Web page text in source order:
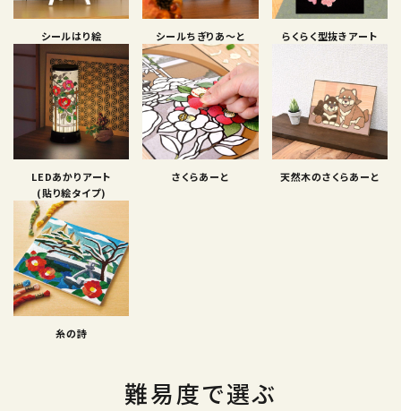
シールはり絵 シールちぎりあ〜と らくらく型抜きアート
LEDあかりアート
(貼り絵タイプ)
さくらあーと 天然木のさくらあーと
糸の詩
難易度で選ぶ